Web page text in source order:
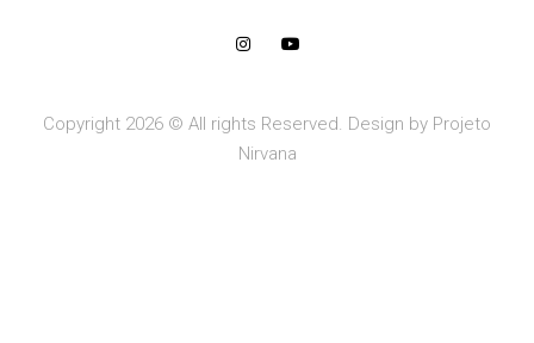
Copyright 2026 © All rights Reserved. Design by Projeto
Nirvana